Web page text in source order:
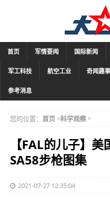
首页 军情要闻 国际新闻
军工科技 航空工业 奇闻趣事
参考消息
您的位置： 首页>科学观察>
【FAL的儿子】
SA58步枪图集
2021-07-27 12:35:04